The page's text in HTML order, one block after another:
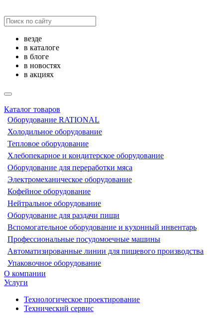
везде
в каталоге
в блоге
в новостях
в акциях
Каталог товаров
Оборудование RATIONAL
Холодильное оборудование
Тепловое оборудование
Хлебопекарное и кондитерское оборудование
Оборудование для переработки мяса
Электромеханическое оборудование
Кофейное оборудование
Нейтральное оборудование
Оборудование для раздачи пищи
Вспомогательное оборудование и кухонный инвентарь
Профессиональные посудомоечные машины
Автоматизированные линии для пищевого производства
Упаковочное оборудование
О компании
Услуги
Технологическое проектирование
Технический сервис